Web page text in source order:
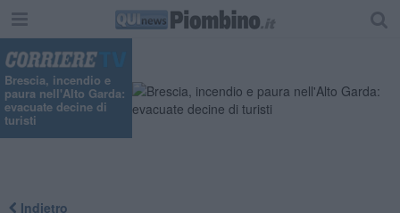
Brescia, incendio e
paura nell'Alto Garda:
evacuate decine di
turisti
Indietro